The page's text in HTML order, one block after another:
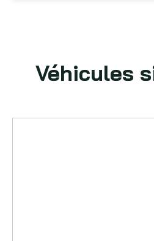
Véhicules